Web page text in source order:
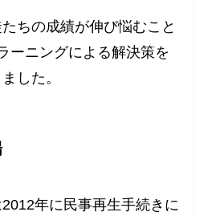
ちの成績が伸び悩むこと
ーニングによる解決策を
した。
年に民事再生手続きに